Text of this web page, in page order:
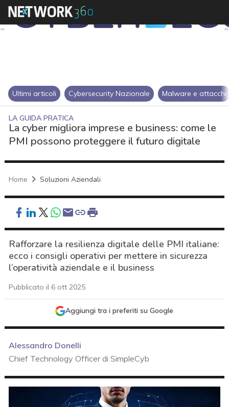
Ultimi articoli Cybersecurity Nazionale Malware e attacchi
LA GUIDA PRATICA
La cyber migliora imprese e business: come le
PMI possono proteggere il futuro digitale
Home Soluzioni Aziendali
Rafforzare la resilienza digitale delle PMI italiane:
ecco i consigli operativi per mettere in sicurezza
l’operatività aziendale e il business
Pubblicato il 6 ott 2025
Aggiungi tra i preferiti su Google
Alessandro Donelli
Chief Technology Officer di SimpleCyb